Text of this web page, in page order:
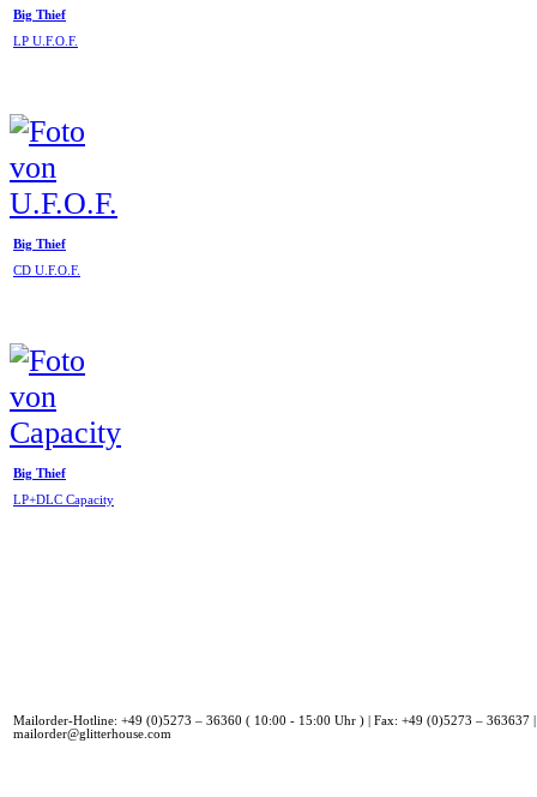
Big Thief
LP U.F.O.F.
Big Thief
CD U.F.O.F.
Big Thief
LP+DLC Capacity
Mailorder-Hotline: +49 (0)5273 – 36360 ( 10:00 - 15:00 Uhr ) | Fax: +49 (0)5273 – 363637
mailorder@glitterhouse.com